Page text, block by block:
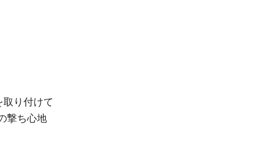
取り付けて
撃ち心地